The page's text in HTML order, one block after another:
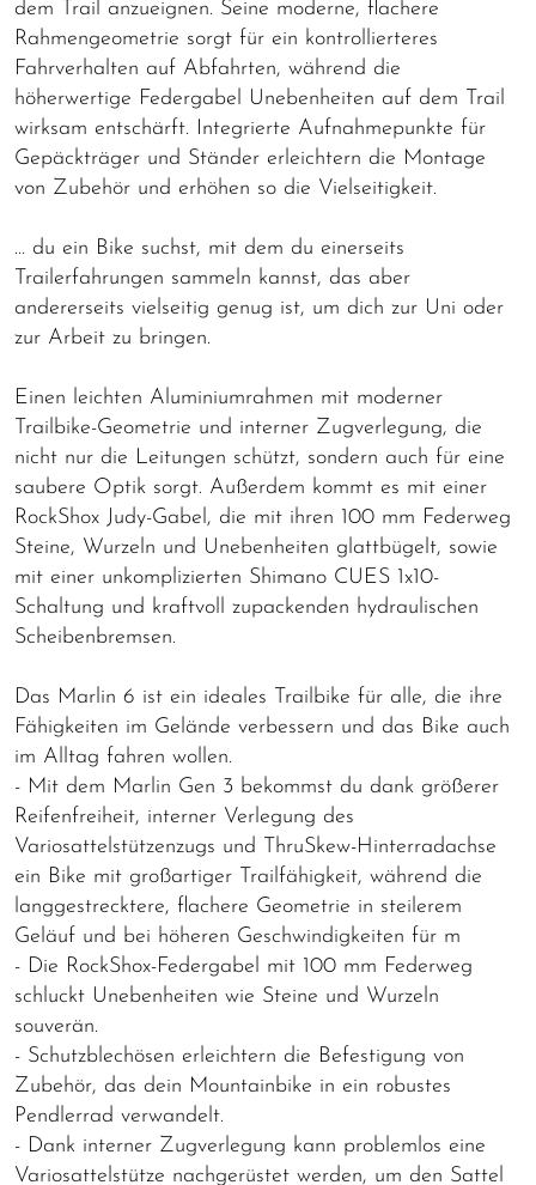
dem Trail anzueignen. Seine moderne, flachere
Rahmengeometrie sorgt für ein kontrollierteres
Fahrverhalten auf Abfahrten, während die
höherwertige Federgabel Unebenheiten auf dem Trail
wirksam entschärft. Integrierte Aufnahmepunkte für
Gepäckträger und Ständer erleichtern die Montage
von Zubehör und erhöhen so die Vielseitigkeit.
… du ein Bike suchst, mit dem du einerseits
Trailerfahrungen sammeln kannst, das aber
andererseits vielseitig genug ist, um dich zur Uni oder
zur Arbeit zu bringen.
Einen leichten Aluminiumrahmen mit moderner
Trailbike-Geometrie und interner Zugverlegung, die
nicht nur die Leitungen schützt, sondern auch für eine
saubere Optik sorgt. Außerdem kommt es mit einer
RockShox Judy-Gabel, die mit ihren 100 mm Federweg
Steine, Wurzeln und Unebenheiten glattbügelt, sowie
mit einer unkomplizierten Shimano CUES 1x10-
Schaltung und kraftvoll zupackenden hydraulischen
Scheibenbremsen.
Das Marlin 6 ist ein ideales Trailbike für alle, die ihre
Fähigkeiten im Gelände verbessern und das Bike auch
im Alltag fahren wollen.
- Mit dem Marlin Gen 3 bekommst du dank größerer
Reifenfreiheit, interner Verlegung des
Variosattelstützenzugs und ThruSkew-Hinterradachse
ein Bike mit großartiger Trailfähigkeit, während die
langgestrecktere, flachere Geometrie in steilerem
Geläuf und bei höheren Geschwindigkeiten für m
- Die RockShox-Federgabel mit 100 mm Federweg
schluckt Unebenheiten wie Steine und Wurzeln
souverän.
- Schutzblechösen erleichtern die Befestigung von
Zubehör, das dein Mountainbike in ein robustes
Pendlerrad verwandelt.
- Dank interner Zugverlegung kann problemlos eine
Variosattelstütze nachgerüstet werden, um den Sattel